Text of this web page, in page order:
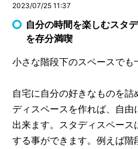
2023/07/25 11:37
自分の時間を楽しむスタ
を存分満喫
小さな階段下のスペースでも
自宅に自分の好きなものを
ディスペースを作れば、自
出来ます。スタディスペー
する事ができます。例えば